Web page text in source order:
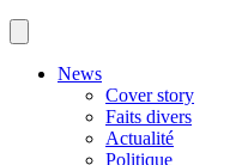
News
Cover story
Faits divers
Actualité
Politique